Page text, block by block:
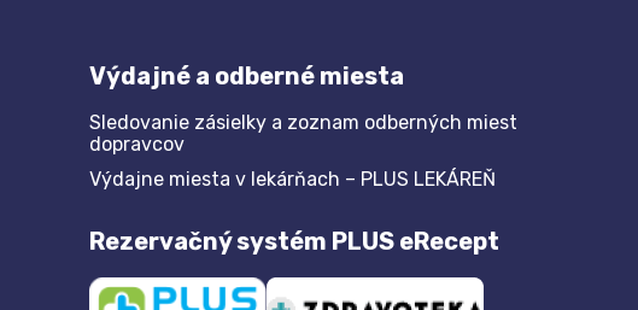
Výdajné a odberné miesta
Sledovanie zásielky a zoznam odberných miest
dopravcov
Výdajne miesta v lekárňach – PLUS LEKÁREŇ
Rezervačný systém PLUS eRecept